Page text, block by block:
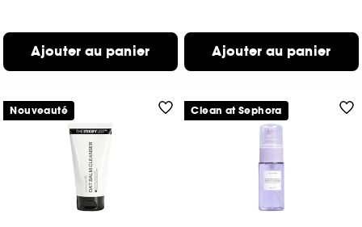
Ajouter au panier Ajouter au panier
Nouveauté Clean at Sephora